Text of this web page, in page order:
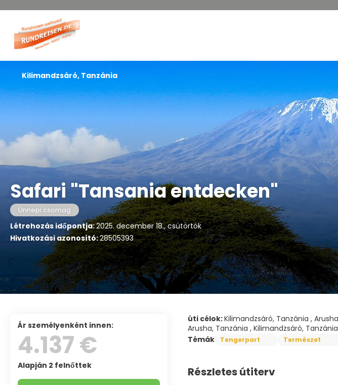
Safari "Tansania entdecken"
Ünnepi csomag
Létrehozás időpontja:2025. december 18., csütörtök
Hivatkozási azonosító:28505393
Kilimandzsáró, Tanzánia
úti célok:Kilimandzsáró, Tanzánia ,
Arusha, Tanzánia , Kilimandzsáró,
Témák
Tengerpart Természet
Részletes útiterv
ár személyenként innen:
4.137 €
Alapján 2 felnőttek